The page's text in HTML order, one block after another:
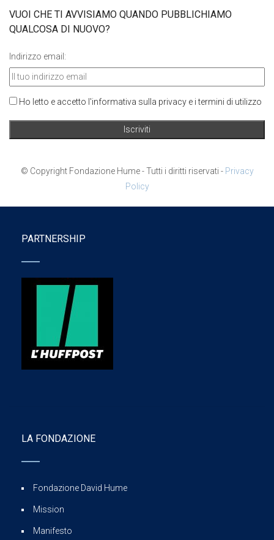
VUOI CHE TI AVVISIAMO QUANDO PUBBLICHIAMO
QUALCOSA DI NUOVO?
Indirizzo email:
Ho letto e accetto l'informativa sulla privacy e i termini di utilizzo
© Copyright Fondazione Hume - Tutti i diritti riservati - Privacy
Policy
PARTNERSHIP
LA FONDAZIONE
Fondazione David Hume
Mission
Manifesto